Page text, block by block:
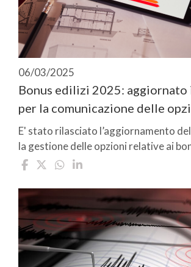
06/03/2025
Bonus edilizi 2025:
per la comunicazione delle
E' stato rilasciato l’aggiornamento
la gestione delle opzioni relative ai